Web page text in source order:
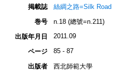
掲載誌
絲綢之路=Silk Road
巻号
n.18 (總號=n.211)
出版年月日
2011.09
ページ 85 - 87
出版者
西北師範大學